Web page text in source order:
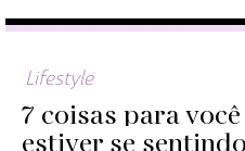
Lifestyle
7 coisas para